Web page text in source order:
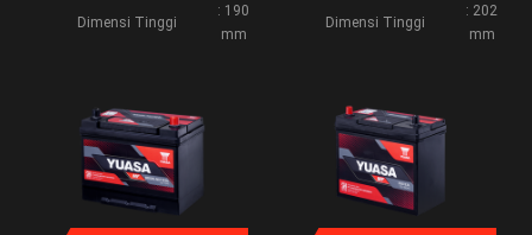
Dimensi Tinggi
: 190
mm
Dimensi Tinggi
: 202
mm